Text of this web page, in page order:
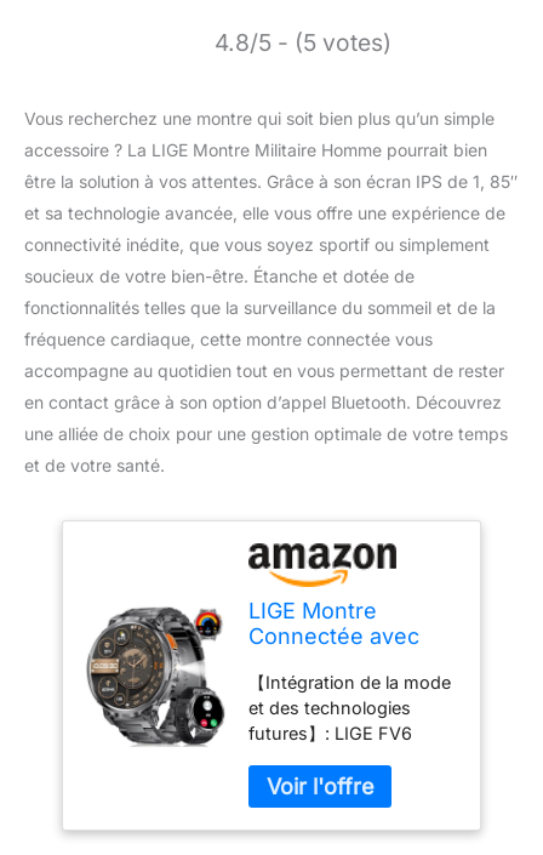
4.8/5 - (5 votes)
Vous recherchez une montre qui soit bien plus qu’un simple
accessoire ? La LIGE Montre Militaire Homme pourrait bien
être la solution à vos attentes. Grâce à son écran IPS de 1, 85″
et sa technologie avancée, elle vous offre une expérience de
connectivité inédite, que vous soyez sportif ou simplement
soucieux de votre bien-être. Étanche et dotée de
fonctionnalités telles que la surveillance du sommeil et de la
fréquence cardiaque, cette montre connectée vous
accompagne au quotidien tout en vous permettant de rester
en contact grâce à son option d’appel Bluetooth. Découvrez
une alliée de choix pour une gestion optimale de votre temps
et de votre santé.
LIGE Montre
Connectée avec
Bluetooth,1,85" HD
Grand Écran,
730mAh Batterie
Montre Connectee
Homme, 120 +
Modes
Sportifs/IP68
【Intégration de la mode
et des technologies
futures】: LIGE FV6
est faite de tout métal,
d'un matériau solide,
d'un design futuriste,